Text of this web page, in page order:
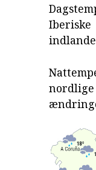
Iberiske
nordlige